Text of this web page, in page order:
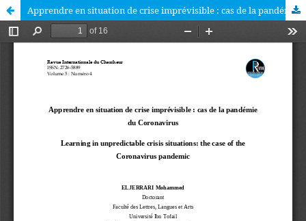
Apprendre en situation de crise imprévisible : cas de la pandémie du Coronavirus